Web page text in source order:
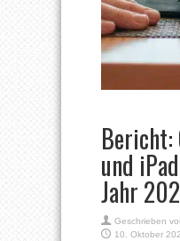
Bericht:
und
Jahr
Geschrieben
10. Oktober